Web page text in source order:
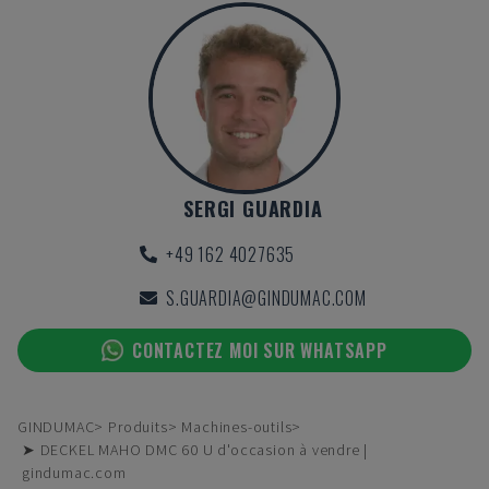
SERGI GUARDIA
+49 162 4027635
S.GUARDIA@GINDUMAC.COM
CONTACTEZ MOI SUR WHATSAPP
GINDUMAC Produits
Machines-outils
➤ DECKEL MAHO DMC 60 U d'occasion à vendre |
gindumac.com